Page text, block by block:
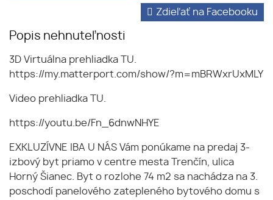
Popis nehnuteľnosti
Zdieľať na Facebooku
3D Virtuálna prehliadka TU.
https://my.matterport.com/show/?m=mBRWxrUxMLY
Video prehliadka TU.
https://youtu.be/Fn_6dnwNHYE
EXKLUZÍVNE IBA U NÁS Vám ponúkame na predaj 3-
izbový byt priamo v centre mesta Trenčín, ulica
Horný Šianec. Byt o rozlohe 74 m2 sa nachádza na 3.
poschodí panelového zatepleného bytového domu s